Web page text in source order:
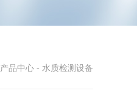
产品中心 - 水质检测设备